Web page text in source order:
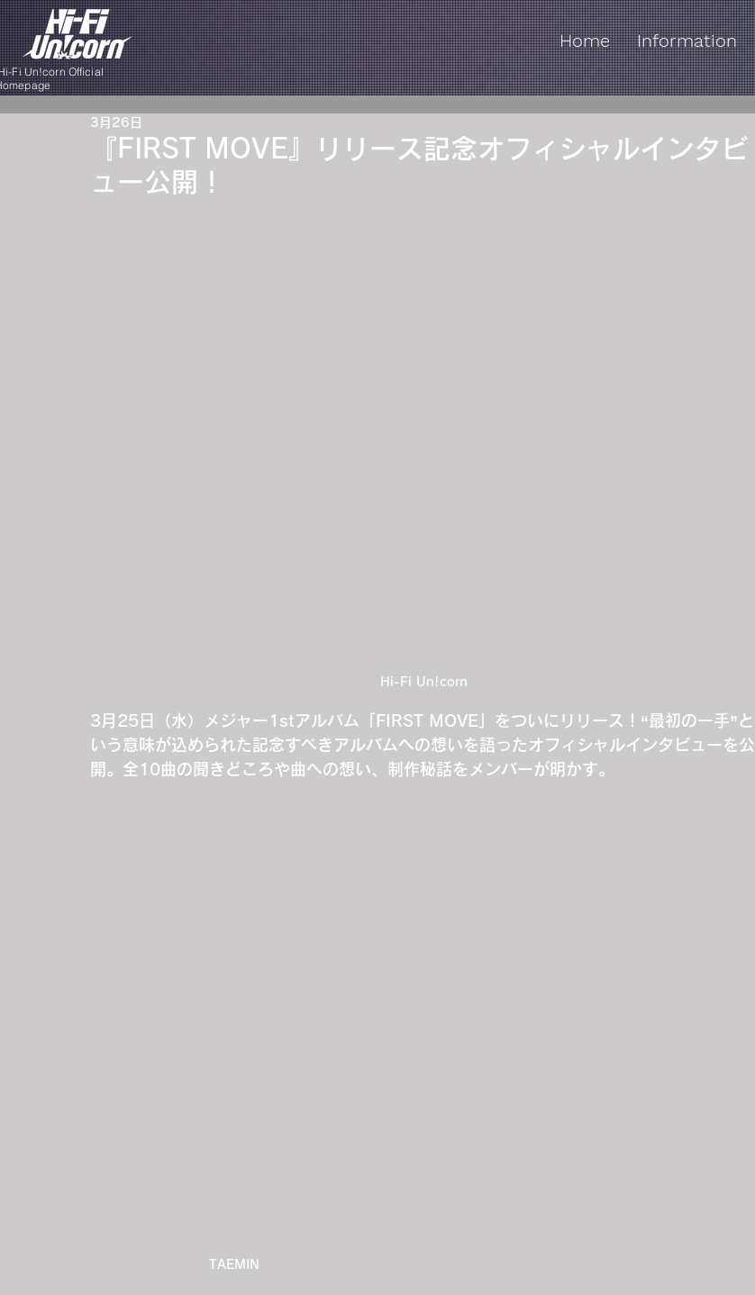
Home Information
Fi Un!corn Official
『FIRST MOVE』リリース記念オフィシャルインタビ
ュー公開！
3月26日
Hi-Fi Un!corn
3月25日（水）メジャー1stアルバム「FIRST MOVE」をついにリリース！“最初の一手”と
いう意味が込められた記念すべきアルバムへの想いを語ったオフィシャルインタビューを公
開。全10曲の聞きどころや曲への想い、制作秘話をメンバーが明かす。
TAEMIN